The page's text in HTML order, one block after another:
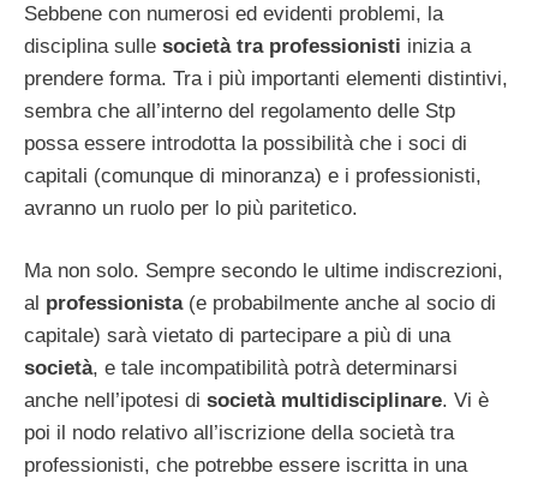
Sebbene con numerosi ed evidenti problemi, la
disciplina sulle società tra professionisti inizia a
prendere forma. Tra i più importanti elementi distintivi,
sembra che all’interno del regolamento delle Stp
possa essere introdotta la possibilità che i soci di
capitali (comunque di minoranza) e i professionisti,
avranno un ruolo per lo più paritetico.
Ma non solo. Sempre secondo le ultime indiscrezioni,
al professionista(e probabilmente anche al socio di
capitale) sarà vietato di partecipare a più di una
società, e tale incompatibilità potrà determinarsi
anche nell’ipotesi di società multidisciplinare. Vi è
poi il nodo relativo all’iscrizione della società tra
professionisti, che potrebbe essere iscritta in una